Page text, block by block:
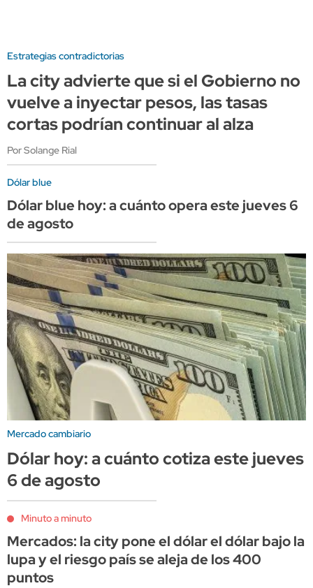
Estrategias contradictorias
La city advierte que si el Gobierno no
vuelve a inyectar pesos, las tasas
cortas podrían continuar al alza
Por Solange Rial
Dólar blue
Dólar blue hoy: a cuánto opera este jueves 6
de agosto
Mercado cambiario
Dólar hoy: a cuánto cotiza este jueves
6 de agosto
Minuto a minuto
Mercados: la city pone el dólar el dólar bajo la
lupa y el riesgo país se aleja de los 400
puntos